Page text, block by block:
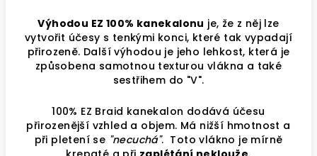
Výhodou EZ 100% kanekalonu je, že z něj lze
vytvořit účesy s tenkými konci, které tak vypadají
přirozeně. Další výhodou je jeho lehkost, která je
způsobena samotnou texturou vlákna a také
sestřihem do "V".
100% EZ Braid kanekalon dodává účesu
přirozenější vzhled a objem. Má nižší hmotnost a
při pletení se "necuchá". Toto vlákno je mírně